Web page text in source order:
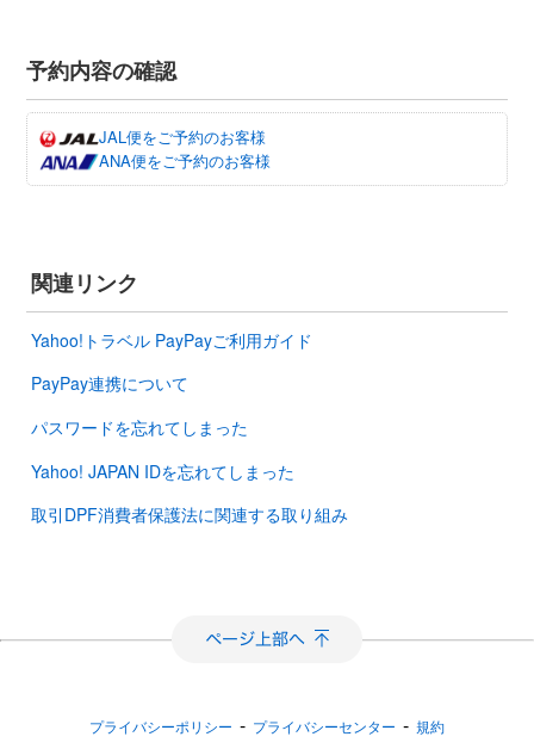
予約内容の確認
JAL便をご予約のお客様
ANA便をご予約のお客様
関連リンク
Yahoo!トラベル PayPayご利用ガイド
PayPay連携について
パスワードを忘れてしまった
Yahoo! JAPAN IDを忘れてしまった
取引DPF消費者保護法に関連する取り組み
プライバシーポリシー - プライバシーセンター - 規約